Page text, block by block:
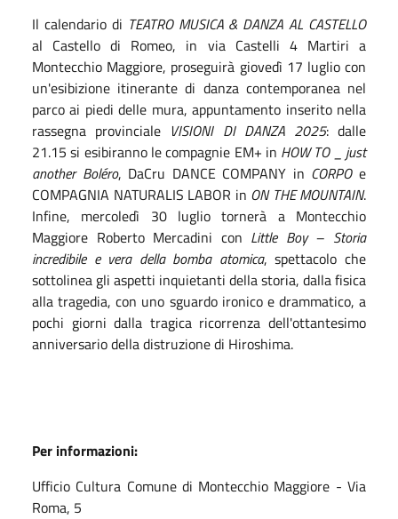
Il calendario di TEATRO MUSICA & DANZA AL CASTELLO
al Castello di Romeo, in via Castelli 4 Martiri a
Montecchio Maggiore, proseguirà giovedì 17 luglio con
un'esibizione itinerante di danza contemporanea nel
parco ai piedi delle mura, appuntamento inserito nella
rassegna provinciale VISIONI DI DANZA 2025: dalle
21.15 si esibiranno le compagnie EM+ in HOW TO _ just
another Boléro, DaCru DANCE COMPANY in CORPOe
COMPAGNIA NATURALIS LABOR in ON THE MOUNTAIN.
Infine, mercoledì 30 luglio tornerà a Montecchio
Maggiore Roberto Mercadini con Little Boy – Storia
incredibile e vera della bomba atomica, spettacolo che
sottolinea gli aspetti inquietanti della storia, dalla fisica
alla tragedia, con uno sguardo ironico e drammatico, a
pochi giorni dalla tragica ricorrenza dell'ottantesimo
anniversario della distruzione di Hiroshima.
Per informazioni:
Ufficio Cultura Comune di Montecchio Maggiore - Via
Roma, 5